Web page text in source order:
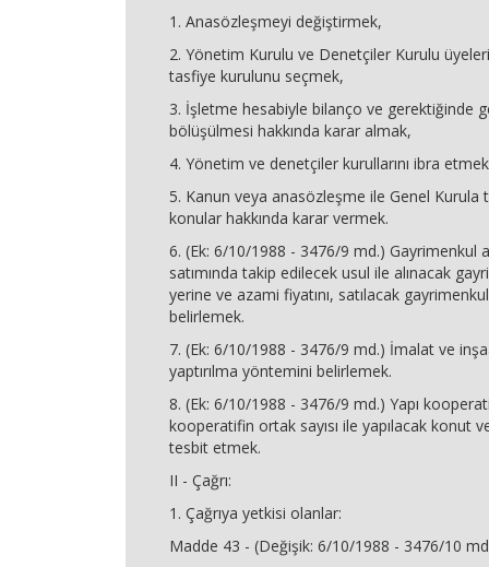
1. Anasözleşmeyi değiştirmek,
2. Yönetim Kurulu ve Denetçiler Kurulu
tasfiye kurulunu seçmek,
3. İşletme hesabiyle bilanço ve gerektiğinde
bölüşülmesi hakkında karar almak,
4. Yönetim ve denetçiler kurullarını ibra
5. Kanun veya anasözleşme ile Genel Kurula
konular hakkında karar vermek.
6. (Ek: 6/10/1988 - 3476/9 md.) Gayrimenkul
satımında takip edilecek usul ile alınacak
yerine ve azami fiyatını, satılacak
belirlemek.
7. (Ek: 6/10/1988 - 3476/9 md.) İmalat ve
yaptırılma yöntemini belirlemek.
8. (Ek: 6/10/1988 - 3476/9 md.) Yapı
kooperatifin ortak sayısı ile yapılacak konut
tesbit etmek.
II - Çağrı:
1. Çağrıya yetkisi olanlar:
Madde 43 - (Değişik: 6/10/1988 - 3476/10